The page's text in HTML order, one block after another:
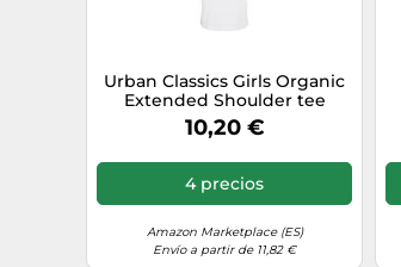
Urban Classics Girls Organic
Extended Shoulder tee
Camiseta, Blanco, 158/164 cm
para Niñas
10,20 €
4 precios
Amazon Marketplace (ES)
Envío a partir de 11,82 €